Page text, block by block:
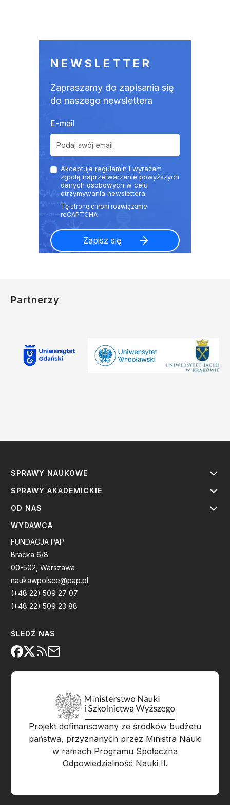
NEWSLETTER
Zapraszamy do zapisania się
do naszego newslettera
E-mail
Akceptuje regulamin i wyrażam
zgodę naprzetwarzanie powyższych
danych osobowych w celu
otrzymywania newslettera.
Partnerzy
SPRAWY NAUKOWE
SPRAWY AKADEMICKIE
OD NAS
WYDAWCA
FUNDACJA PAP
Bracka 6/8
00-502, Warszawa
naukawpolsce@pap.pl
(+48 22) 509 27 07
(+48 22) 509 23 88
ŚLEDŹ NAS
Projekt dofinansowany ze środków budżetu
państwa, przyznanych przez Ministra Nauki
w ramach Programu Społeczna
Odpowiedzialność Nauki II.